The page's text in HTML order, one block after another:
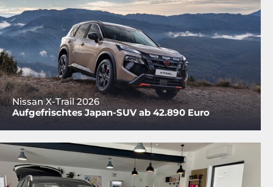
Nissan X-Trail 2026
Aufgefrischtes Japan-SUV ab 42.890 Euro